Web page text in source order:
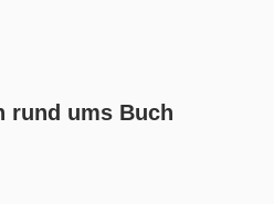
rund ums Buch